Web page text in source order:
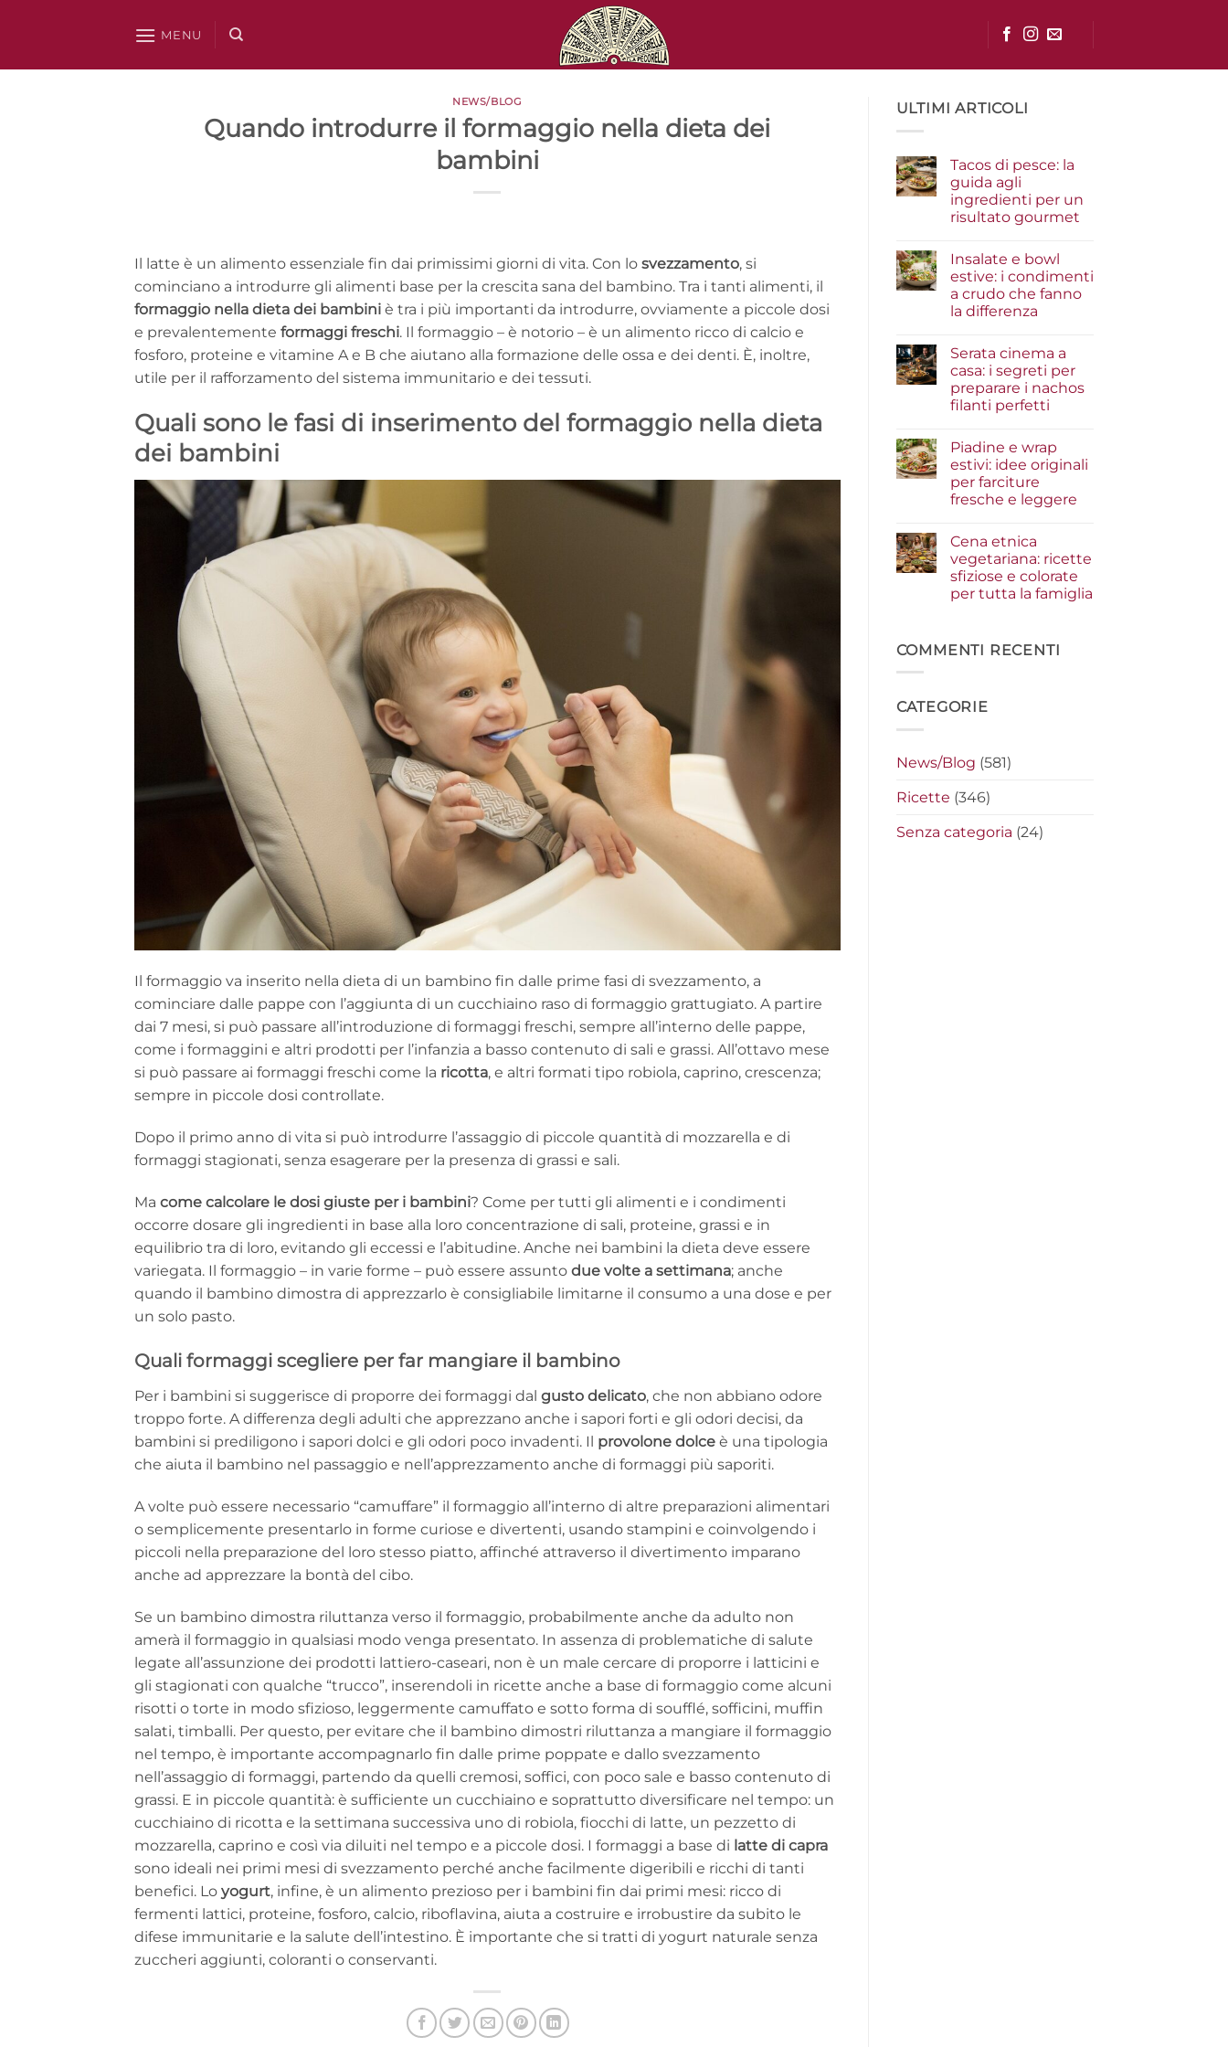
MENU
NEWS/BLOG
Quando introdurre il formaggio nella dieta dei
bambini
Il latte è un alimento essenziale fin dai primissimi giorni di vita. Con lo svezzamento, si
cominciano a introdurre gli alimenti base per la crescita sana del bambino. Tra i tanti alimenti, il
formaggio nella dieta dei bambini è tra i più importanti da introdurre, ovviamente a piccole dosi
e prevalentemente formaggi freschi. Il formaggio – è notorio – è un alimento ricco di calcio e
fosforo, proteine e vitamine A e B che aiutano alla formazione delle ossa e dei denti. È, inoltre,
utile per il rafforzamento del sistema immunitario e dei tessuti.
Quali sono le fasi di inserimento del formaggio nella dieta
dei bambini
Il formaggio va inserito nella dieta di un bambino fin dalle prime fasi di svezzamento, a
cominciare dalle pappe con l’aggiunta di un cucchiaino raso di formaggio grattugiato. A partire
dai 7 mesi, si può passare all’introduzione di formaggi freschi, sempre all’interno delle pappe,
come i formaggini e altri prodotti per l’infanzia a basso contenuto di sali e grassi. All’ottavo mese
si può passare ai formaggi freschi come la ricotta, e altri formati tipo robiola, caprino, crescenza;
sempre in piccole dosi controllate.
Dopo il primo anno di vita si può introdurre l’assaggio di piccole quantità di mozzarella e di
formaggi stagionati, senza esagerare per la presenza di grassi e sali.
Ma come calcolare le dosi giuste per i bambini? Come per tutti gli alimenti e i condimenti
occorre dosare gli ingredienti in base alla loro concentrazione di sali, proteine, grassi e in
equilibrio tra di loro, evitando gli eccessi e l’abitudine. Anche nei bambini la dieta deve essere
variegata. Il formaggio – in varie forme – può essere assunto due volte a settimana; anche
quando il bambino dimostra di apprezzarlo è consigliabile limitarne il consumo a una dose e per
un solo pasto.
Quali formaggi scegliere per far mangiare il bambino
Per i bambini si suggerisce di proporre dei formaggi dal gusto delicato, che non abbiano odore
troppo forte. A differenza degli adulti che apprezzano anche i sapori forti e gli odori decisi, da
bambini si prediligono i sapori dolci e gli odori poco invadenti. Il provolone dolce è una tipologia
che aiuta il bambino nel passaggio e nell’apprezzamento anche di formaggi più saporiti.
A volte può essere necessario “camuffare” il formaggio all’interno di altre preparazioni alimentari
o semplicemente presentarlo in forme curiose e divertenti, usando stampini e coinvolgendo i
piccoli nella preparazione del loro stesso piatto, affinché attraverso il divertimento imparano
anche ad apprezzare la bontà del cibo.
Se un bambino dimostra riluttanza verso il formaggio, probabilmente anche da adulto non
amerà il formaggio in qualsiasi modo venga presentato. In assenza di problematiche di salute
legate all’assunzione dei prodotti lattiero-caseari, non è un male cercare di proporre i latticini e
gli stagionati con qualche “trucco”, inserendoli in ricette anche a base di formaggio come alcuni
risotti o torte in modo sfizioso, leggermente camuffato e sotto forma di soufflé, sofficini, muffin
salati, timballi. Per questo, per evitare che il bambino dimostri riluttanza a mangiare il formaggio
nel tempo, è importante accompagnarlo fin dalle prime poppate e dallo svezzamento
nell’assaggio di formaggi, partendo da quelli cremosi, soffici, con poco sale e basso contenuto di
grassi. E in piccole quantità: è sufficiente un cucchiaino e soprattutto diversificare nel tempo: un
cucchiaino di ricotta e la settimana successiva uno di robiola, fiocchi di latte, un pezzetto di
mozzarella, caprino e così via diluiti nel tempo e a piccole dosi. I formaggi a base di latte di capra
sono ideali nei primi mesi di svezzamento perché anche facilmente digeribili e ricchi di tanti
benefici. Lo yogurt, infine, è un alimento prezioso per i bambini fin dai primi mesi: ricco di
fermenti lattici, proteine, fosforo, calcio, riboflavina, aiuta a costruire e irrobustire da subito le
difese immunitarie e la salute dell’intestino. È importante che si tratti di yogurt naturale senza
zuccheri aggiunti, coloranti o conservanti.
ULTIMI ARTICOLI
Tacos di pesce: la
guida agli
ingredienti per un
risultato gourmet
su
Tacos
di
pesce:
la
guida
per
un
risultato
gourmet
Insalate e bowl
estive: i condimenti
a crudo che fanno
la differenza
su
e
bowl
estive:
crudo
che
fanno
la
differenza
Serata cinema a
casa: i segreti per
preparare i nachos
filanti perfetti
su
Serata
cinema
a
casa:
preparare
i
nachos
filanti
perfetti
Piadine e wrap
estivi: idee originali
per farciture
fresche e leggere
su
e
wrap
estivi:
idee
fresche
e
Cena etnica
vegetariana: ricette
sfiziose e colorate
per tutta la famiglia
Cena
etnica
e
famiglia
COMMENTI RECENTI
CATEGORIE
News/Blog (581)
Ricette (346)
Senza categoria (24)